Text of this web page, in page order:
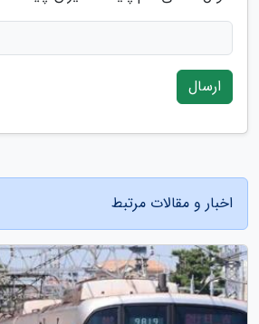
ارسال
اخبار و مقالات مرتبط